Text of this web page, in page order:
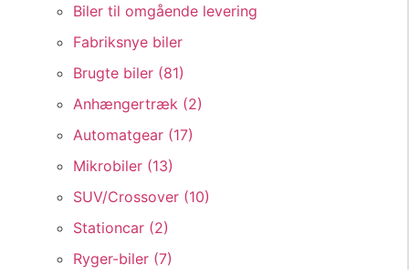
Biler til omgående levering
Fabriksnye biler
Brugte biler (81)
Anhængertræk (2)
Automatgear (17)
Mikrobiler (13)
SUV/Crossover (10)
Stationcar (2)
Ryger-biler (7)